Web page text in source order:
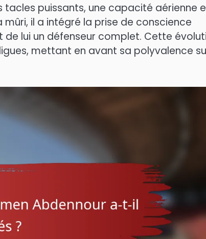
tacles puissants, une capacité aérienne
il a intégré la prise de conscience
lui un défenseur complet. Cette
mettant en avant sa polyvalence